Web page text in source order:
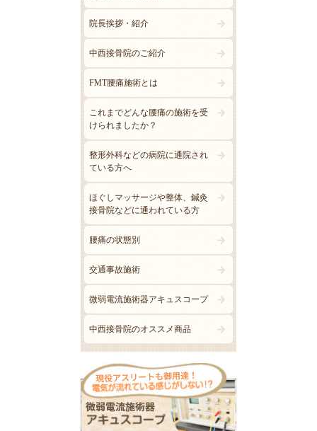
院長挨拶・紹介
中西接骨院のご紹介
FMT腰痛施術とは
これまでどんな腰痛の施術を受
けられましたか？
整形外科などの病院に通院され
ている方へ
ほぐしマッサージや整体、鍼灸
接骨院などに通われている方
腰痛の状態別
交通事故施術
微弱電流施術器アキュスコープ
中西接骨院のオススメ商品